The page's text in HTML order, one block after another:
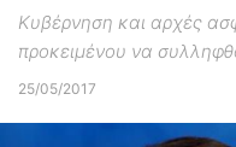
Κυβέρνηση και αρχές
προκειμένου να
25/05/2017